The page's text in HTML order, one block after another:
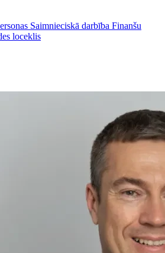
Saimnieciskā darbība Finanšu
loceklis